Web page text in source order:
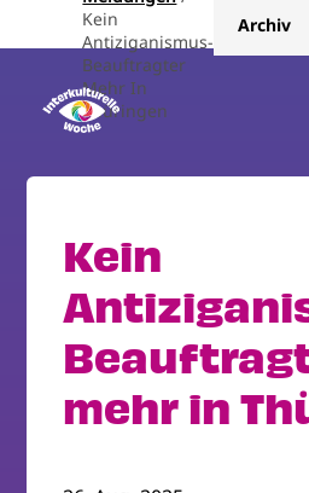
Kein
Antiziganismus-
Beauftragter
Mehr In
Thüringen
Archiv
Kein
mehr in